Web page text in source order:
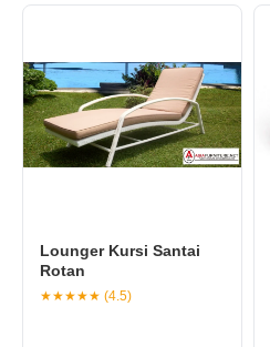
Lounger Kursi Santai
Rotan
★★★★★ (4.5)